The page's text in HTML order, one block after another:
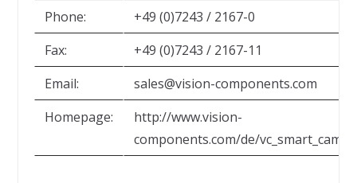
Phone:
+49 (0)7243 / 2167-0
Fax:
+49 (0)7243 / 2167-11
Email:
sales@vision-components.com
Homepage:
http://www.vision-
components.com/de/